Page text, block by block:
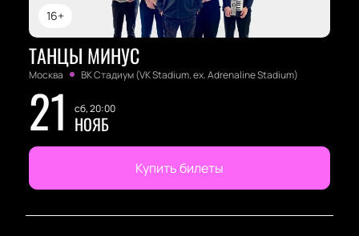
16+
ТАНЦЫ МИНУС
Москва ВК Стадиум (VK Stadium. ex. Adrenaline Stadium)
21 сб, 20:00
НОЯБ
Купить билеты